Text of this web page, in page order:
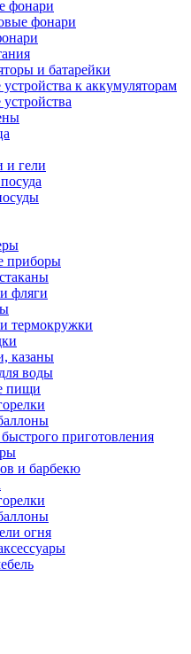
фонари
фонари
и батарейки
к аккумуляторам
гели
приборы
фляги
термокружки
казаны
воды
пищи
приготовления
и барбекю
огня